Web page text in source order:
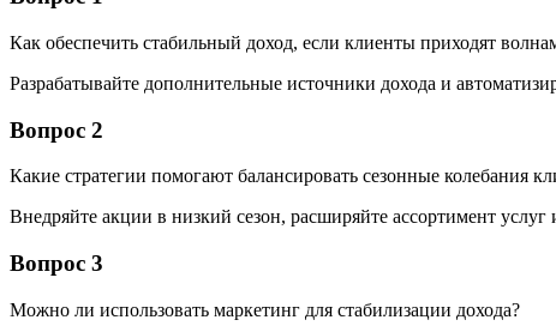
Как обеспечить стабильный доход, если клиенты приходят
Разрабатывайте дополнительные источники дохода и
Вопрос 2
Какие стратегии помогают балансировать сезонные колебания
Внедряйте акции в низкий сезон, расширяйте ассортимент
Вопрос 3
Можно ли использовать маркетинг для стабилизации дохода?